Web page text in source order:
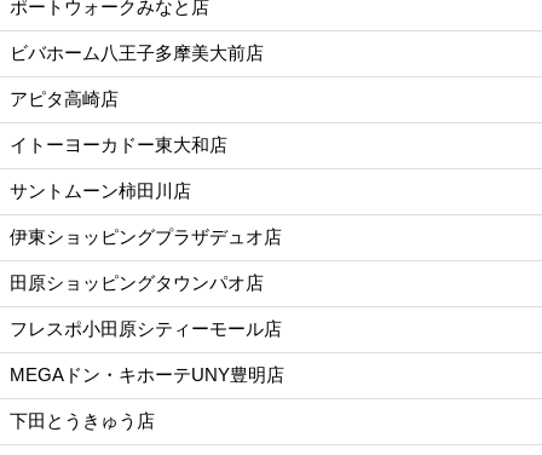
ポートウォークみなと店
ビバホーム八王子多摩美大前店
アピタ高崎店
イトーヨーカドー東大和店
サントムーン柿田川店
伊東ショッピングプラザデュオ店
田原ショッピングタウンパオ店
フレスポ小田原シティーモール店
MEGAドン・キホーテUNY豊明店
下田とうきゅう店